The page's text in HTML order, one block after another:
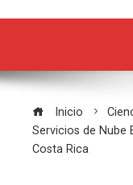
Inicio
Servicios de Nube
Costa Rica